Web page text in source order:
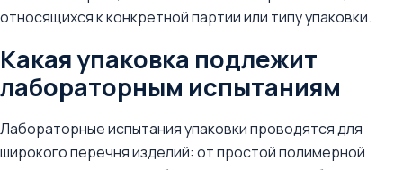
относящихся к конкретной партии или типу упаковки.
Какая упаковка подлежит
лабораторным испытаниям
Лабораторные испытания упаковки проводятся для
широкого перечня изделий: от простой полимерной